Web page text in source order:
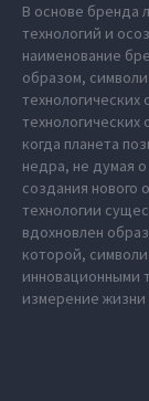
В основе бренда
технологий и
наименование
образом,
технологических
когда планета
недра, не думая
создания нового
технологии
вдохновлен
которой,
инновационными
измерение